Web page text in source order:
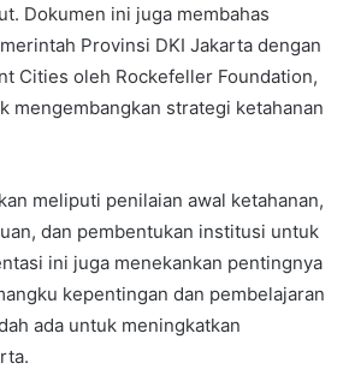
Dokumen ini juga membahas
Provinsi DKI Jakarta dengan
Cities oleh Rockefeller Foundation,
mengembangkan strategi ketahanan
meliputi penilaian awal ketahanan,
dan pembentukan institusi untuk
ini juga menekankan pentingnya
kepentingan dan pembelajaran
ada untuk meningkatkan